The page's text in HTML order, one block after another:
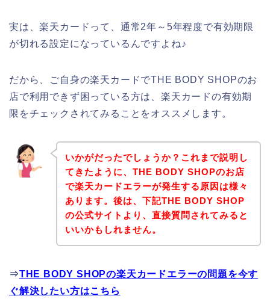
実は、楽天カードって、通常2年～5年程度で有効期限
が切れる設定になっているんですよね♪
だから、ご自身の楽天カードでTHE BODY SHOPのお
店で利用できず困っている方は、楽天カードの有効期
限をチェックされてみることをオススメします。
いかがだったでしょうか？これまで説明し
てきたように、THE BODY SHOPのお店
で楽天カードエラーが発生する原因は様々
あります。後は、下記THE BODY SHOP
の公式サイトより、直接質問されてみると
いいかもしれません。
⇒THE BODY SHOPの楽天カードエラーの問題を今す
ぐ解決したい方はこちら